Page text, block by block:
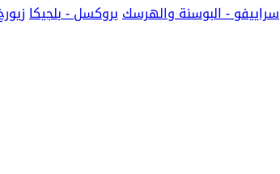
سراييفو - البوسنة والهرسكبروكسل - بلجيكا